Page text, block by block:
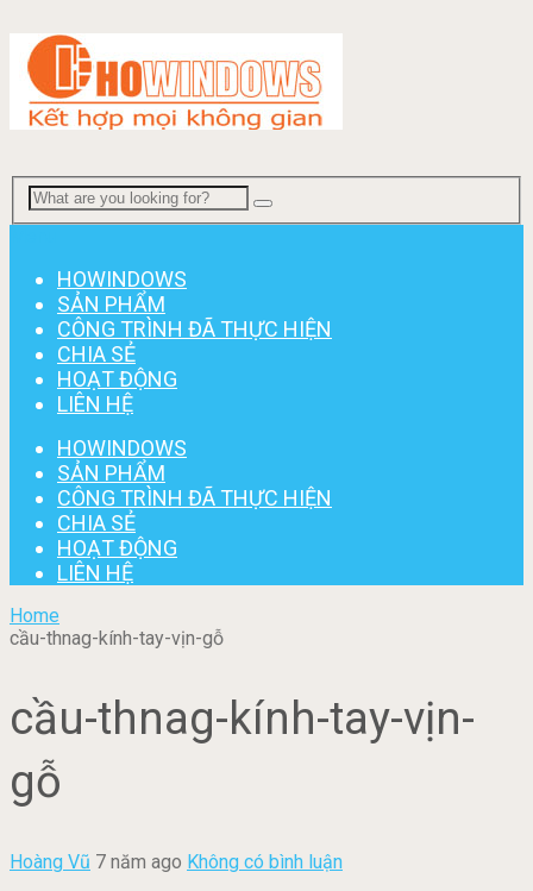
HOWINDOWS
SẢN PHẨM
CÔNG TRÌNH ĐÃ THỰC HIỆN
CHIA SẺ
HOẠT ĐỘNG
LIÊN HỆ
HOWINDOWS
SẢN PHẨM
CÔNG TRÌNH ĐÃ THỰC HIỆN
CHIA SẺ
HOẠT ĐỘNG
LIÊN HỆ
Home
cầu-thnag-kính-tay-vịn-gỗ
cầu-thnag-kính-tay-vịn-
gỗ
Hoàng Vũ 7 năm ago Không có bình luận